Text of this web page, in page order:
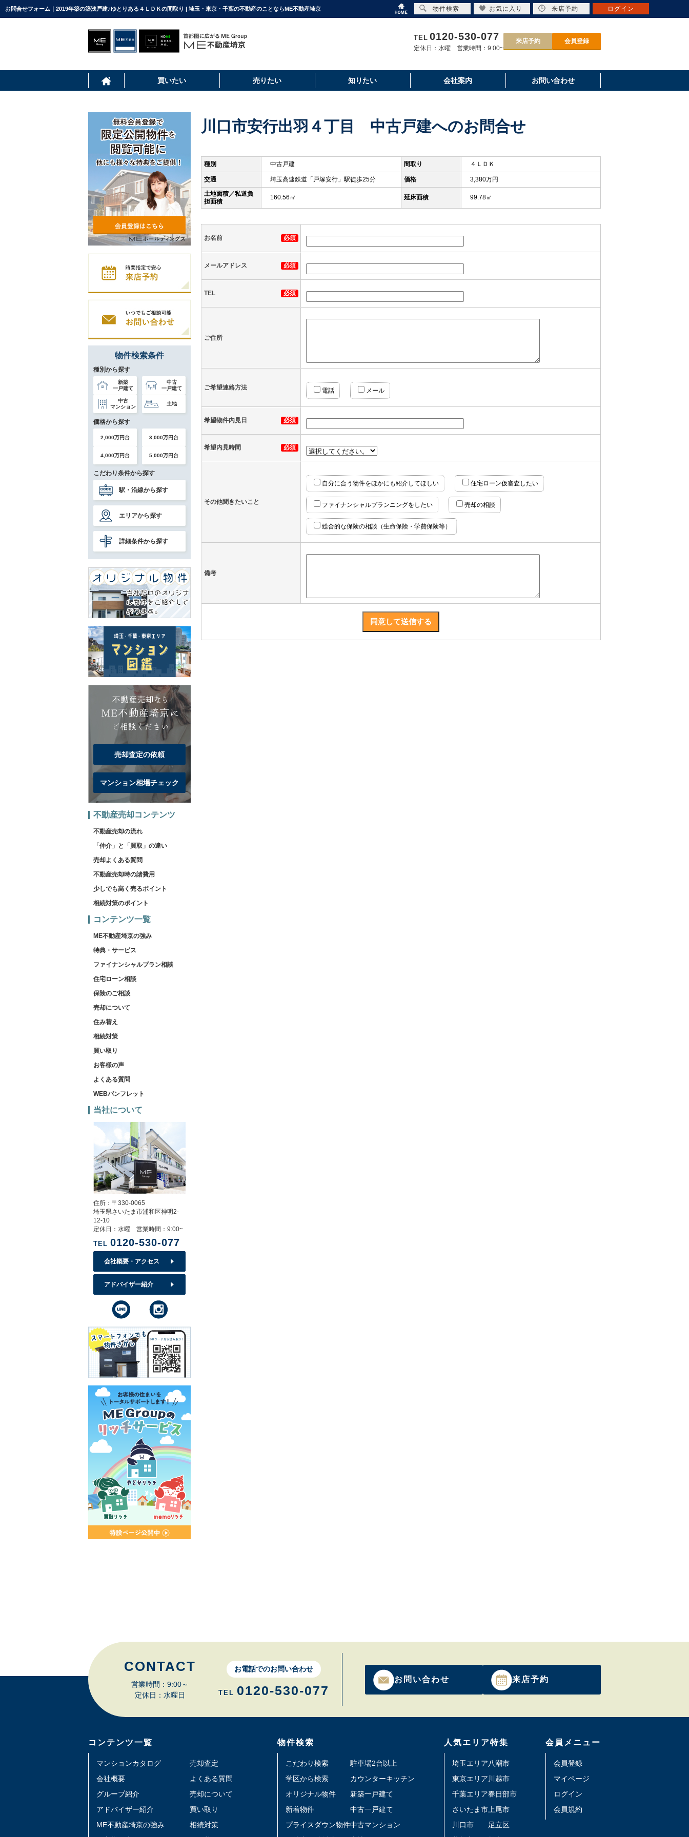
お問合せフォーム｜2019年築の築浅戸建♪ゆとりある４ＬＤＫの間取り | 埼玉・東京・千葉の不動産のことならME不動産埼京
TEL 0120-530-077
定休日：水曜 営業時間：9:00~
来店予約 会員登録
買いたい 売りたい 知りたい 会社案内 お問い合わせ
川口市安行出羽４丁目 中古戸建へのお問合せ
種別 中古戸建 間取り ４ＬＤＫ
交通 埼玉高速鉄道「戸塚安行」駅徒歩25分 価格
3,380万円
土地面積／私道負
担面積
160.56㎡ 延床面積 99.78㎡
お名前 必須
メールアドレス 必須
TEL 必須
ご住所
ご希望連絡方法 電話 メール
希望物件内見日 必須
希望内見時間 必須
その他聞きたいこと
自分に合う物件をほかにも紹介してほしい 住宅ローン仮審査したい
ファイナンシャルプランニングをしたい 売却の相談
総合的な保険の相談（生命保険・学費保険等）
備考
物件検索条件
種別から探す
新築
一戸建て
中古
一戸建て
中古
マンション
土地
価格から探す
2,000万円台 3,000万円台
4,000万円台 5,000万円台
こだわり条件から探す
駅・沿線から探す
エリアから探す
詳細条件から探す
売却査定の依頼
マンション相場チェック
不動産売却コンテンツ
不動産売却の流れ
「仲介」と「買取」の違い
売却よくある質問
不動産売却時の諸費用
少しでも高く売るポイント
相続対策のポイント
コンテンツ一覧
ME不動産埼京の強み
特典・サービス
ファイナンシャルプラン相談
住宅ローン相談
保険のご相談
売却について
住み替え
相続対策
買い取り
お客様の声
よくある質問
WEBパンフレット
当社について
住所：〒330-0065
埼玉県さいたま市浦和区神明2-
12-10
定休日：水曜 営業時間：9:00~
TEL 0120-530-077
会社概要・アクセス
アドバイザー紹介
CONTACT
営業時間：9:00～
定休日：水曜日
お電話でのお問い合わせ
TEL 0120-530-077
お問い合わせ 来店予約
コンテンツ一覧
マンションカタログ
会社概要
グループ紹介
アドバイザー紹介
ME不動産埼京の強み
売却査定
よくある質問
売却について
買い取り
相続対策
物件検索
こだわり検索
学区から検索
オリジナル物件
新着物件
プライスダウン物件
駐車場2台以上
カウンターキッチン
新築一戸建て
中古一戸建て
中古マンション
人気エリア特集
埼玉エリア
東京エリア
千葉エリア
さいたま市
川口市
八潮市
川越市
春日部市
上尾市
足立区
会員メニュー
会員登録
マイページ
ログイン
会員規約
物件検索 お気に入り 来店予約 ログイン